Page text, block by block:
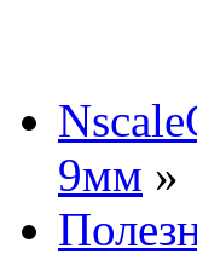
9мм »